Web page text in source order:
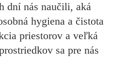
dní nás naučili, aká
hygiena a čistota
priestorov a veľká
sa pre nás